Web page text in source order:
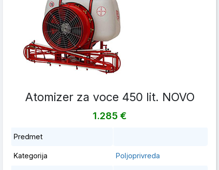
Atomizer za voce 450 lit. NOVO
1.285 €
Predmet
Kategorija Poljoprivreda